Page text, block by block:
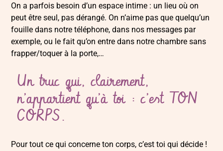
On a parfois besoin d’un espace intime : un lieu où on
peut être seul, pas dérangé. On n’aime pas que quelqu’un
fouille dans notre téléphone, dans nos messages par
exemple, ou le fait qu’on entre dans notre chambre sans
frapper/toquer à la porte,…
Un truc qui, clairement,
n’appartient qu’à toi : c’est TON
CORPS.
Pour tout ce qui concerne ton corps, c’est toi qui décide !